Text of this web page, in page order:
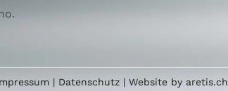
| Datenschutz | Website by aretis.ch